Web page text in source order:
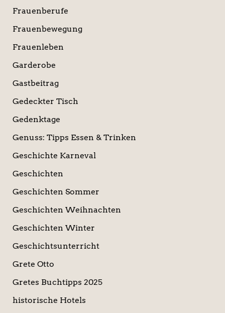
Frauenberufe
Frauenbewegung
Frauenleben
Garderobe
Gastbeitrag
Gedeckter Tisch
Gedenktage
Genuss: Tipps Essen & Trinken
Geschichte Karneval
Geschichten
Geschichten Sommer
Geschichten Weihnachten
Geschichten Winter
Geschichtsunterricht
Grete Otto
Gretes Buchtipps 2025
historische Hotels